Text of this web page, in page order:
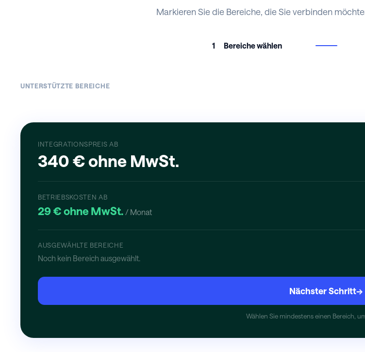
Markieren Sie die Bereiche, die Sie verbinden
1 Bereiche wählen
UNTERSTÜTZTE BEREICHE
INTEGRATIONSPREIS AB
340 € ohne MwSt.
BETRIEBSKOSTEN AB
29 € ohne MwSt. / Monat
AUSGEWÄHLTE BEREICHE
Noch kein Bereich ausgewählt.
Nächster Schritt→
Wählen Sie mindestens einen Bereich,